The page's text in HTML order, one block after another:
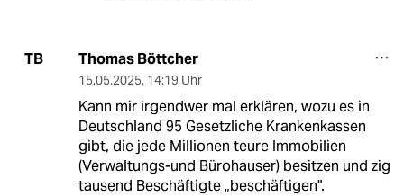
TB Thomas Böttcher
15.05.2025, 14:19 Uhr
Kann mir irgendwer mal erklären, wozu es in
Deutschland 95 Gesetzliche Krankenkassen
gibt, die jede Millionen teure Immobilien
(Verwaltungs-und Bürohauser) besitzen und zig
tausend Beschäftigte „beschäftigen".